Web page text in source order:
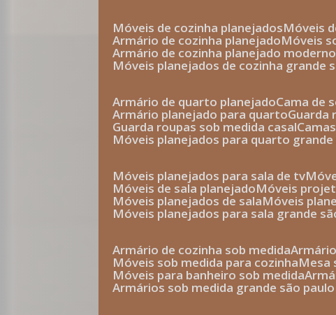
móveis de cozinha planejados
armário de cozinha planejado móveis
armário de cozinha planejado moderno
móveis planejados de cozinha grande
armário de quarto planejado cama de
armário planejado para quarto
guarda roupas sob medida casal
móveis planejados para quarto
móveis planejados para sala de tv
móveis de sala planejado móveis
móveis planejados de sala móveis
móveis planejados para sala grande
armário de cozinha sob medida
móveis sob medida para cozinha
móveis para banheiro sob medida
armários sob medida grande são paulo